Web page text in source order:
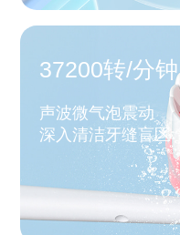
37200转/分钟
声波微气泡震动
深入清洁牙缝盲区